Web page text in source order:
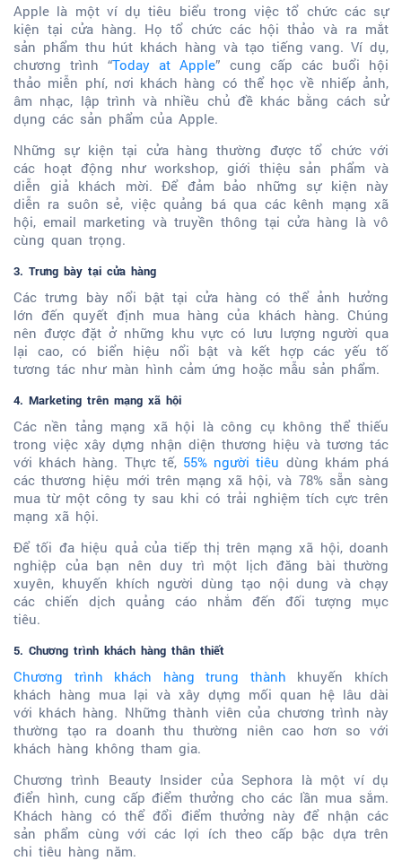
Apple là một ví dụ tiêu biểu trong việc tổ chức các sự
kiện tại cửa hàng. Họ tổ chức các hội thảo và ra mắt
sản phẩm thu hút khách hàng và tạo tiếng vang. Ví dụ,
chương trình “Today at Apple” cung cấp các buổi hội
thảo miễn phí, nơi khách hàng có thể học về nhiếp ảnh,
âm nhạc, lập trình và nhiều chủ đề khác bằng cách sử
dụng các sản phẩm của Apple.
Những sự kiện tại cửa hàng thường được tổ chức với
các hoạt động như workshop, giới thiệu sản phẩm và
diễn giả khách mời. Để đảm bảo những sự kiện này
diễn ra suôn sẻ, việc quảng bá qua các kênh mạng xã
hội, email marketing và truyền thông tại cửa hàng là vô
cùng quan trọng.
3. Trưng bày tại cửa hàng
Các trưng bày nổi bật tại cửa hàng có thể ảnh hưởng
lớn đến quyết định mua hàng của khách hàng. Chúng
nên được đặt ở những khu vực có lưu lượng người qua
lại cao, có biển hiệu nổi bật và kết hợp các yếu tố
tương tác như màn hình cảm ứng hoặc mẫu sản phẩm.
4. Marketing trên mạng xã hội
Các nền tảng mạng xã hội là công cụ không thể thiếu
trong việc xây dựng nhận diện thương hiệu và tương tác
với khách hàng. Thực tế, 55% người tiêu dùng khám phá
các thương hiệu mới trên mạng xã hội, và 78% sẵn sàng
mua từ một công ty sau khi có trải nghiệm tích cực trên
mạng xã hội.
Để tối đa hiệu quả của tiếp thị trên mạng xã hội, doanh
nghiệp của bạn nên duy trì một lịch đăng bài thường
xuyên, khuyến khích người dùng tạo nội dung và chạy
các chiến dịch quảng cáo nhắm đến đối tượng mục
tiêu.
5. Chương trình khách hàng thân thiết
Chương trình khách hàng trung thành khuyến khích
khách hàng mua lại và xây dựng mối quan hệ lâu dài
với khách hàng. Những thành viên của chương trình này
thường tạo ra doanh thu thường niên cao hơn so với
khách hàng không tham gia.
Chương trình Beauty Insider của Sephora là một ví dụ
điển hình, cung cấp điểm thưởng cho các lần mua sắm.
Khách hàng có thể đổi điểm thưởng này để nhận các
sản phẩm cùng với các lợi ích theo cấp bậc dựa trên
chi tiêu hàng năm.